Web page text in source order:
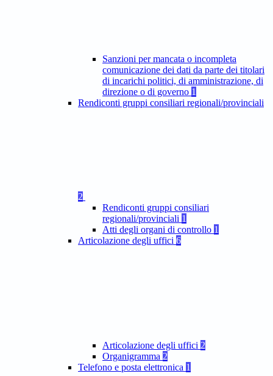
Sanzioni per mancata o incompleta
comunicazione dei dati da parte dei titolari
di incarichi politici, di amministrazione, di
direzione o di governo 1
Rendiconti gruppi consiliari regionali/provinciali
2
Rendiconti gruppi consiliari
regionali/provinciali 1
Atti degli organi di controllo 1
Articolazione degli uffici 6
Articolazione degli uffici 2
Organigramma 2
Telefono e posta elettronica 1